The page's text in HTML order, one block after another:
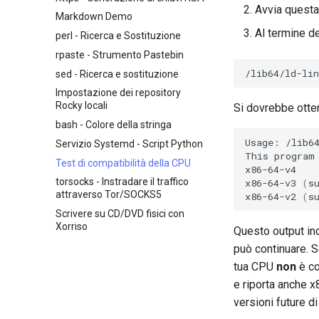
nmtui - Strumento di Gestione
della Rete
Modificare o cambiare il titolo
di una richiesta di pull esistente
tramite CLI
Modificare o cambiare il titolo
di una richiesta di pull esistente
tramite github.com
Flusso di lavoro Feature Branch
in Git
Flusso di lavoro Git per Fork e
Branch
Utilizzare git pull e git fetch
Aggiungere un repository
remoto usando git CLI
Tracciamento e non
tracciamento dei rami in Git
Markdown Demo
perl - Ricerca e Sostituzione
rpaste - Strumento Pastebin
sed - Ricerca e sostituzione
Impostazione dei repository
Rocky locali
bash - Colore della stringa
Servizio Systemd - Script Python
Test di compatibilità della CPU
torsocks - Instradare il traffico
attraverso Tor/SOCKS5
Scrivere su CD/DVD fisici con
Xorriso
Avvia
Al termine
/lib64/ld-
Si dovrebbe
Usage: /
This program
x86-64-v4
x86-64-v3
(
x86-64-v2
(
Questo output
può continuare.
tua CPU non è
e riporta anche
versioni future di